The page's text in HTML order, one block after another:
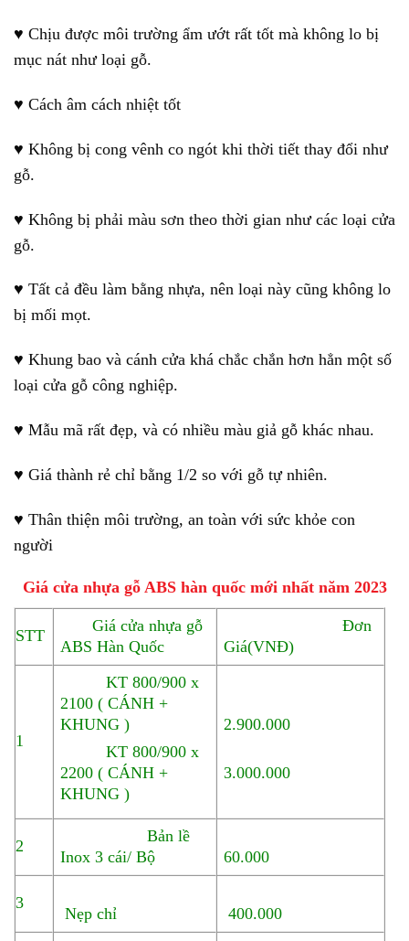
♥ Chịu được môi trường ẩm ướt rất tốt mà không lo bị
mục nát như loại gỗ.
♥ Cách âm cách nhiệt tốt
♥ Không bị cong vênh co ngót khi thời tiết thay đổi như
gỗ.
♥ Không bị phải màu sơn theo thời gian như các loại cửa
gỗ.
♥ Tất cả đều làm bằng nhựa, nên loại này cũng không lo
bị mối mọt.
♥ Khung bao và cánh cửa khá chắc chắn hơn hẳn một số
loại cửa gỗ công nghiệp.
♥ Mẫu mã rất đẹp, và có nhiều màu giả gỗ khác nhau.
♥ Giá thành rẻ chỉ bằng 1/2 so với gỗ tự nhiên.
♥ Thân thiện môi trường, an toàn với sức khỏe con
người
Giá cửa nhựa gỗ ABS hàn quốc mới nhất năm 2023
STT
Giá cửa nhựa gỗ
ABS Hàn Quốc
Đơn
Giá(VNĐ)
1
KT 800/900 x
2100 ( CÁNH +
KHUNG )
KT 800/900 x
2200 ( CÁNH +
KHUNG )
2.900.000
3.000.000
2
Bản lề
Inox 3 cái/ Bộ
60.000
3
Nẹp chỉ 400.000